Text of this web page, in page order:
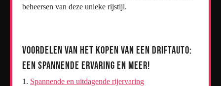
beheersen van deze unieke rijstijl.
Voordelen van het Kopen van een Driftauto:
Een Spannende Ervaring en Meer!
Spannende en uitdagende rijervaring